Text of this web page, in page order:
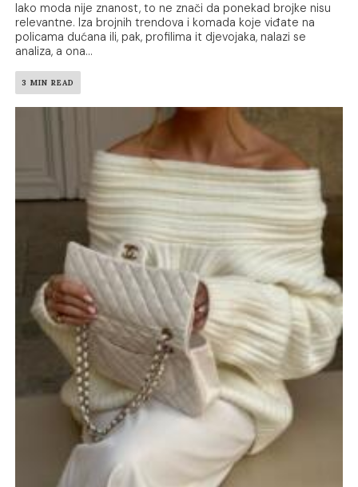
Iako moda nije znanost, to ne znači da ponekad brojke nisu
relevantne. Iza brojnih trendova i komada koje viđate na
policama dućana ili, pak, profilima it djevojaka, nalazi se
analiza, a ona...
3 MIN READ